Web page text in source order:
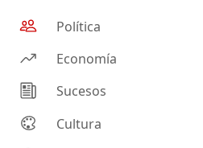
Política
Economía
Sucesos
Cultura